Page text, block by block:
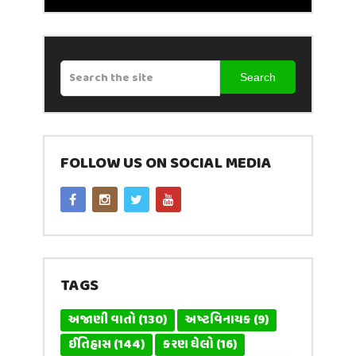
Search
FOLLOW US ON SOCIAL MEDIA
TAGS
અજાણી વાતો(130) અષ્ટવિનાયક(9)
ઈતિહાસ(144) કરણ ઘેલો(16)